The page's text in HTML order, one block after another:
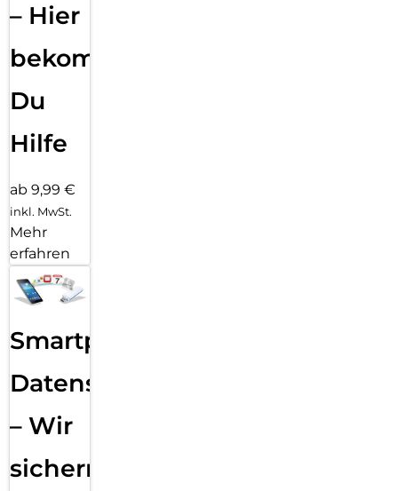
– Hier
bekommst
Du
Hilfe
ab 9,99 €
inkl. MwSt.
Mehr
erfahren
Smartphone
Datensicherung
– Wir
sichern